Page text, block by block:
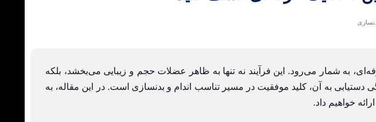
به شمار می‌رود. این فرآیند نه تنها به ظاهر عضلات حجم و زیبایی می‌بخشد، بلکه
به آن، کلید موفقیت در مسیر تناسب اندام و بدنسازی است. در این مقاله، به
خواهیم داد.